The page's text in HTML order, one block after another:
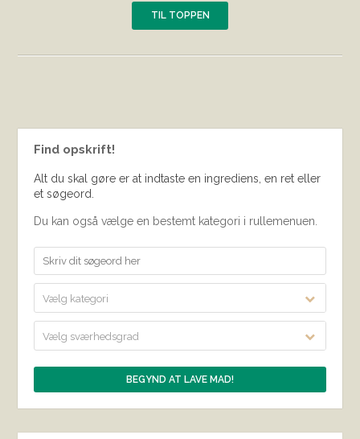
TIL TOPPEN
Find opskrift!
Alt du skal gøre er at indtaste en ingrediens, en ret eller
et søgeord.
Du kan også vælge en bestemt kategori i rullemenuen.
Vælg kategori
Vælg sværhedsgrad